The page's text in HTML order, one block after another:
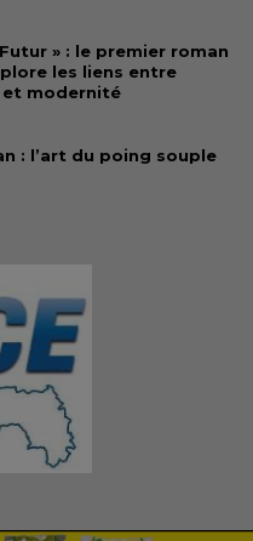
» : le premier roman
les liens entre
modernité
: l’art du poing souple